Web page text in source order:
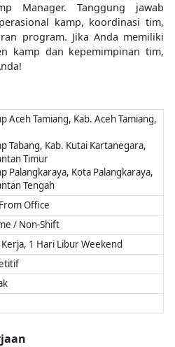
Manager. Tanggung jawab
kamp, koordinasi tim,
program. Jika Anda memiliki
kamp dan kepemimpinan tim,
Aceh Tamiang, Kab. Aceh Tamiang,
Tabang, Kab. Kutai Kartanegara,
Timur
Palangkaraya, Kota Palangkaraya,
Tengah
Office
/ Non-Shift
1 Hari Libur Weekend